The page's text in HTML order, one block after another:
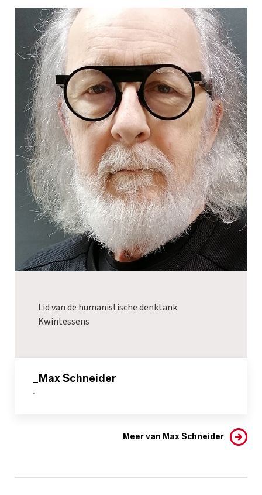
Lid van de humanistische denktank
Kwintessens
_Max Schneider
-
Meer van Max Schneider